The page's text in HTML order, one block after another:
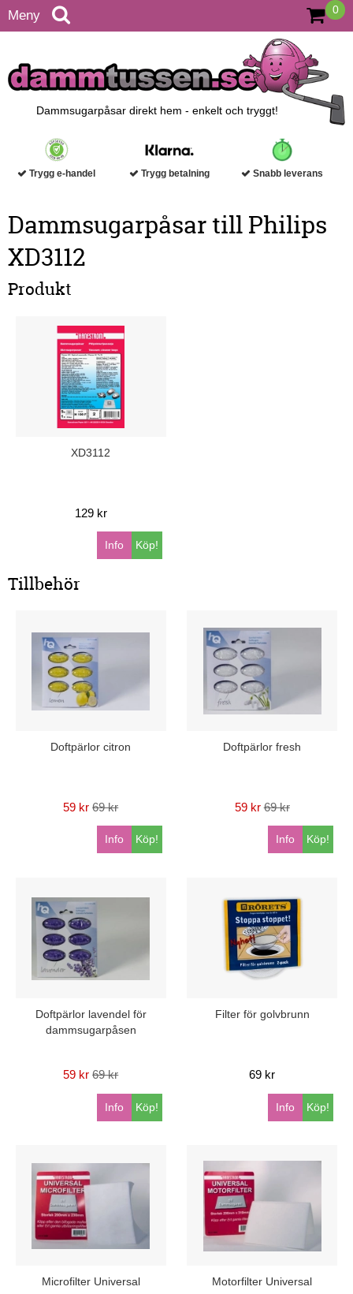
Meny 0
Dammsugarpåsar direkt hem - enkelt och tryggt!
Trygg e-handel Trygg betalning Snabb leverans
Dammsugarpåsar till Philips
XD3112
Produkt
XD3112
129 kr
Köp!
Info
Tillbehör
Doftpärlor citron
59 kr 69 kr
Köp!
Info
Doftpärlor fresh
59 kr 69 kr
Köp!
Info
Doftpärlor lavendel för
dammsugarpåsen
59 kr 69 kr
Köp!
Info
Filter för golvbrunn
69 kr
Köp!
Info
Microfilter Universal Motorfilter Universal